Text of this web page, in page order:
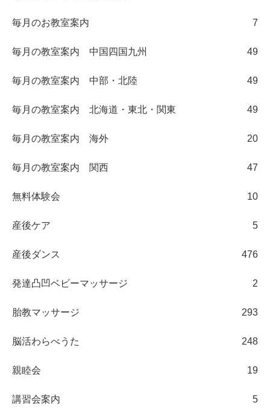
毎月のお教室案内 7
毎月の教室案内 中国四国九州 49
毎月の教室案内 中部・北陸 49
毎月の教室案内 北海道・東北・関東 49
毎月の教室案内 海外 20
毎月の教室案内 関西 47
無料体験会 10
産後ケア 5
産後ダンス 476
発達凸凹ベビーマッサージ 2
胎教マッサージ 293
脳活わらべうた 248
親睦会 19
講習会案内 5